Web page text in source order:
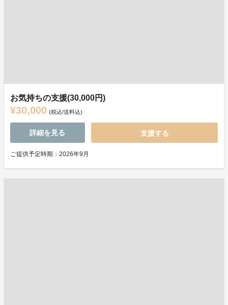
お気持ちの支援(30,000円)
¥30,000 (税込/送料込)
詳細を見る 支援する
ご提供予定時期：2026年9月